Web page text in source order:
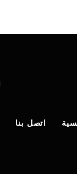
اتصل بنا